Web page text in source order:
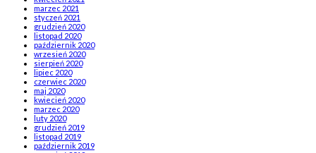
marzec 2021
styczeń 2021
grudzień 2020
listopad 2020
październik 2020
wrzesień 2020
sierpień 2020
lipiec 2020
czerwiec 2020
maj 2020
kwiecień 2020
marzec 2020
luty 2020
grudzień 2019
listopad 2019
październik 2019